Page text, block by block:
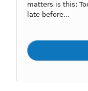
matters is this:
late before...